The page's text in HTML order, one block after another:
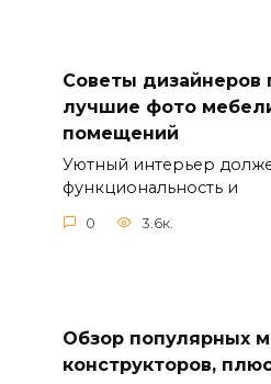
Советы дизайнеров
лучшие фото
помещений
Уютный интерьер
функциональность и
0 3.6к.
Обзор популярных
конструкторов,